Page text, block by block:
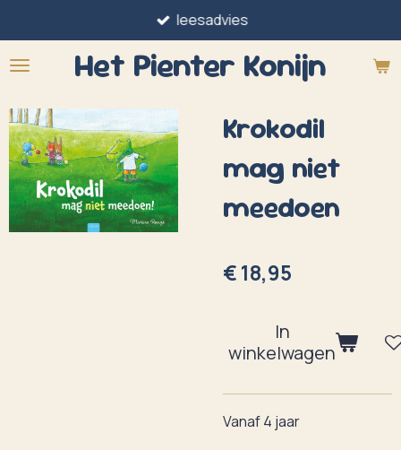
direct
naar
hoofdinhoud
Het Pienter Konijn
leesadvies
Krokodil
mag niet
meedoen
€ 18,95
In
winkelwagen
Vanaf 4 jaar